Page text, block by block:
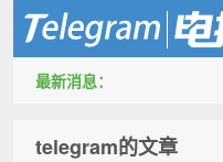
最新消息：
telegram的文章